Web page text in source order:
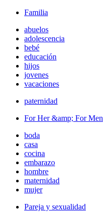
Familia
abuelos
adolescencia
bebé
educación
hijos
jovenes
vacaciones
paternidad
For Her &amp; For Men
boda
casa
cocina
embarazo
hombre
maternidad
mujer
Pareja y sexualidad